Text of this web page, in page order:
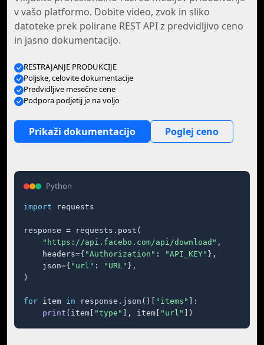
v vašo platformo. Dobite video, zvok in sliko
datoteke prek polirane REST API z predvidljivo ceno
in jasno dokumentacijo.
RESTRAJANJE PRODUKCIJE
Poljske, celovite dokumentacije
Predvidljive mesečne cene
Podpora podjetij je na voljo
Prikaži dokumentacijo Poglej ceno
Python
import requests
response = requests.post(
"https://api.facebo.com/api/download" ,
    headers={
"Authorization" : "API_KEY" },
    json={
"url" : "URL" },
)
for item in response.json()[ "items"
]:
print (item[ "type" ], item[ "url" ])